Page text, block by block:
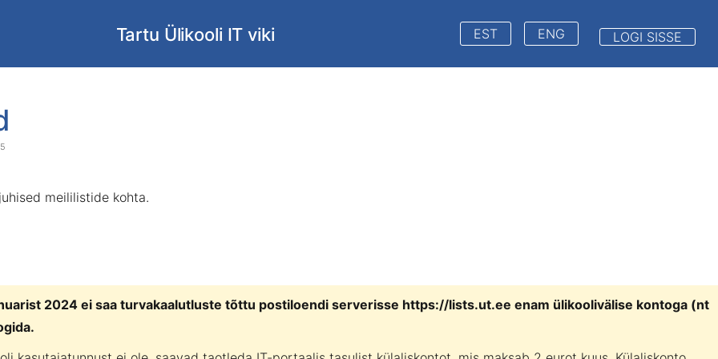
Tartu Ülikooli IT viki EST ENG LOGI SISSE
meililistide kohta.
2024 ei saa turvakaalutluste tõttu postiloendi serverisse https://lists.ut.ee enam ülikoolivälise kontoga (nt